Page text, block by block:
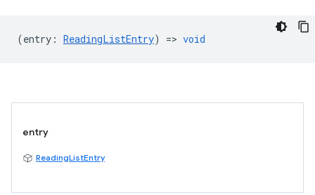
(entry : ReadingListEntry) => void
entry
ReadingListEntry